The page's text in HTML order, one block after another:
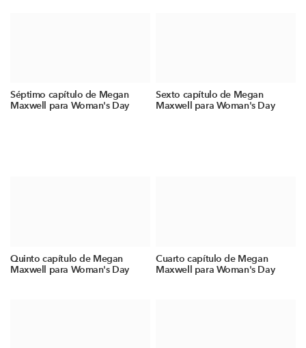
Séptimo capítulo de Megan
Maxwell para Woman's Day
Sexto capítulo de Megan
Maxwell para Woman's Day
Quinto capítulo de Megan
Maxwell para Woman's Day
Cuarto capítulo de Megan
Maxwell para Woman's Day